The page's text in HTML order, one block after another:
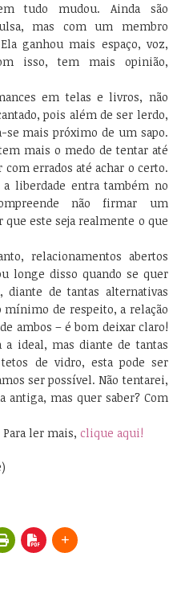
tudo mudou. Ainda são
mas com um membro
ganhou mais espaço, voz,
isso, tem mais opinião,
em telas e livros, não
pois além de ser lerdo,
se mais próximo de um sapo.
mais o medo de tentar até
errados até achar o certo.
liberdade entra também no
não firmar um
este seja realmente o que
relacionamentos abertos
longe disso quando se quer
de tantas alternativas
de respeito, a relação
ambos – é bom deixar claro!
ideal, mas diante de tantas
de vidro, esta pode ser
ser possível. Não tentarei,
antiga, mas quer saber? Com
Para ler mais,clique aqui!